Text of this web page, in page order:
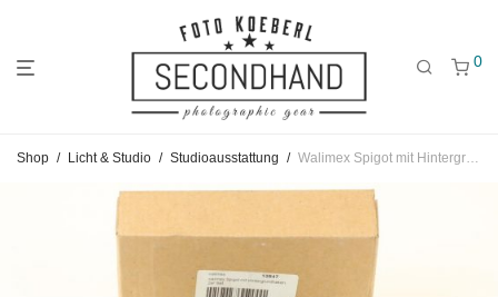
0
Shop / Licht & Studio / Studioausstattung / Walimex Spigot mit Hintergrundhaken 2er SET